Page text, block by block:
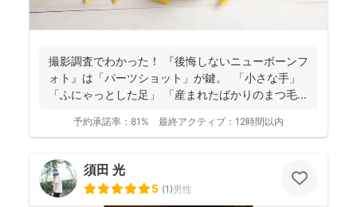
撮影調査でわかった！ 『後悔しないニューボーンフ
ォト』は「パーツショット」が鍵。 「小さな手」
「ふにゃっとした足」 「産まれたばかりのまつ毛...
予約承諾率： 81% 最終アクティブ： 12時間以内
須田 光
5 (1)男性